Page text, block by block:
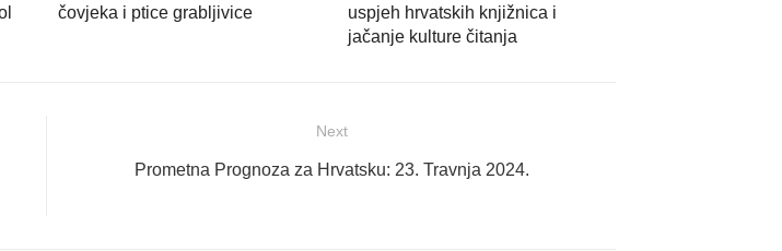
čovjeka i ptice grabljivice
uspjeh hrvatskih knjižnica i
jačanje kulture čitanja
Next
Next
Prometna Prognoza za Hrvatsku: 23. Travnja 2024.